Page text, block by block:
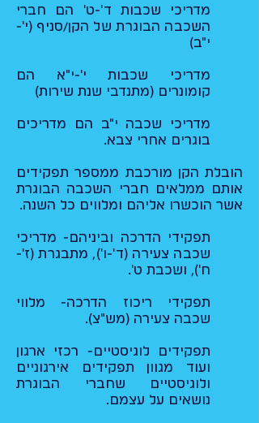
מדריכי שכבות ד'-ט' הם חברי
השכבה הבוגרת של הקן/סניף (י'-
י"ב)
מדריכי שכבות י'-י"א הם
קומונרים (מתנדבי שנת שירות)
מדריכי שכבה י"ב הם מדריכים
בוגרים אחרי צבא.
הובלת הקן מורכבת ממספר תפקידים
אותם ממלאים חברי השכבה הבוגרת
אשר הוכשרו אליהם ומלווים כל השנה.
תפקידי הדרכה וביניהם- מדריכי
שכבה צעירה (ד'-ו'), מתבגרת (ז'-
ח'), ושכבת ט'.
תפקידי ריכוז הדרכה- מלווי
שכבה צעירה (מש"צ).
תפקידים לוגיסטיים- רכזי ארגון
ועוד מגוון תפקידים אירגוניים
ולוגיסטיים שחברי הבוגרת
נושאים על עצמם.